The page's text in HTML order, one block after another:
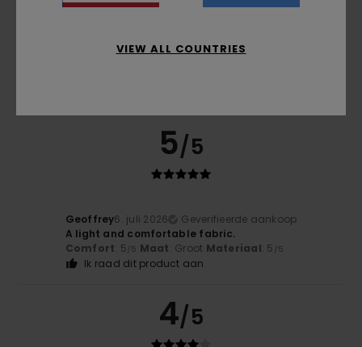
Extremely comfortable and high quality
5/5
Geoffrey6. juli 2026
Geverifieerde aankoop
A light and comfortable fabric.
Comfort: 5/5 Maat: Groot Materiaal: 5 /5
Ik raad dit product aan
4/5
VIEW ALL COUNTRIES